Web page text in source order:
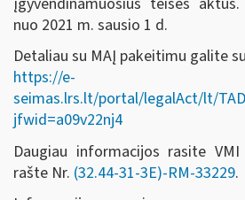
nuo 2021 m. sausio 1 d.
Detaliau su MAĮ pakeitimu galite
https://e-
seimas.lrs.lt/portal/legalAct/lt/
jfwid=a09v22nj4
Daugiau informacijos rasite
rašte Nr. (32.44-31-3E)-RM-33229.